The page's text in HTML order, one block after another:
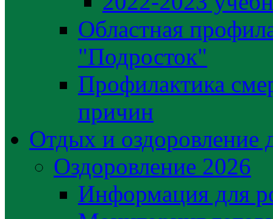
Областная
"Подросток"
Профилактика
причин
Отдых и оздоровление
Оздоровление 2026
Информация для